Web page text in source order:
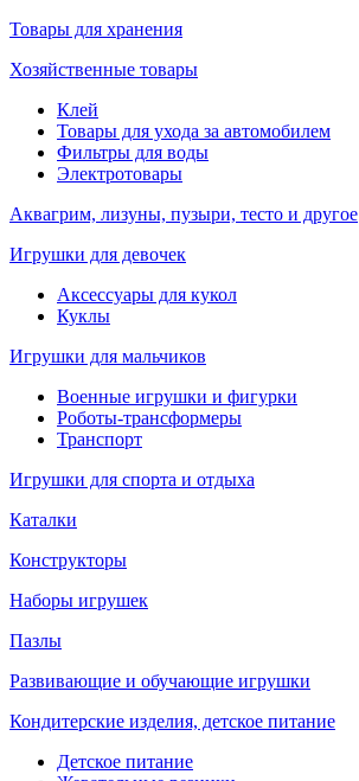
Товары для хранения
Хозяйственные товары
Клей
Товары для ухода за автомобилем
Фильтры для воды
Электротовары
Аквагрим, лизуны, пузыри, тесто и другое
Игрушки для девочек
Аксессуары для кукол
Куклы
Игрушки для мальчиков
Военные игрушки и фигурки
Роботы-трансформеры
Транспорт
Игрушки для спорта и отдыха
Каталки
Конструкторы
Наборы игрушек
Пазлы
Развивающие и обучающие игрушки
Кондитерские изделия, детское питание
Детское питание